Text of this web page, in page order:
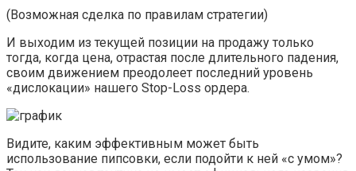
(Возможная сделка по правилам стратегии)
И выходим из текущей позиции на продажу только
тогда, когда цена, отрастая после длительного падения,
своим движением преодолеет последний уровень
«дислокации» нашего Stop-Loss ордера.
Видите, каким эффективным может быть
использование пипсовки, если подойти к ней «с умом»?